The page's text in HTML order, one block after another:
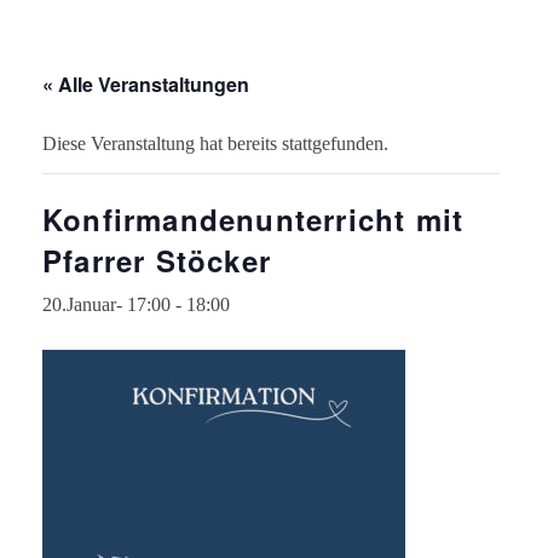
« Alle Veranstaltungen
Diese Veranstaltung hat bereits stattgefunden.
Konfirmandenunterricht mit
Pfarrer Stöcker
20.Januar- 17:00 - 18:00